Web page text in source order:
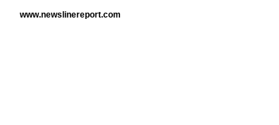
www.newslinereport.com